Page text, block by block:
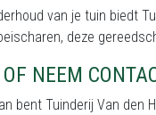
van je tuin biedt
deze
OF NEEM
bent Tuinderij Van den